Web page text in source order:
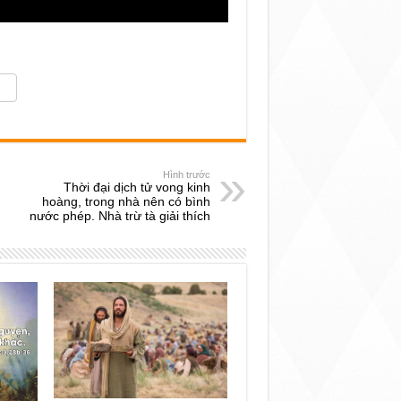
Hình trước
Thời đại dịch tử vong kinh
hoàng, trong nhà nên có bình
nước phép. Nhà trừ tà giải thích